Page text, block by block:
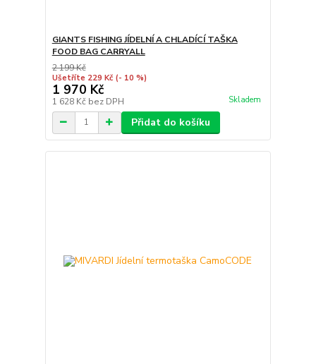
GIANTS FISHING JÍDELNÍ A CHLADÍCÍ TAŠKA
FOOD BAG CARRYALL
2 199 Kč
Ušetříte 229 Kč (- 10 %)
1 970 Kč
1 628 Kč bez DPH Skladem
Přidat do košíku